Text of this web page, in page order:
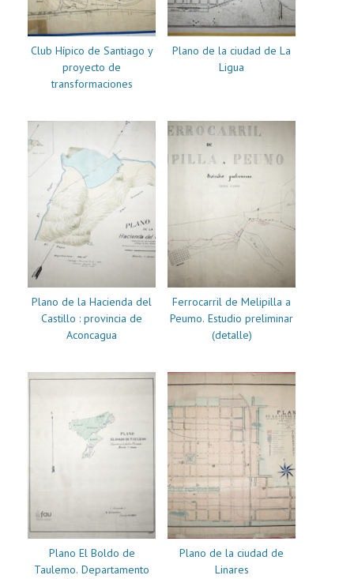
Club Hípico de Santiago y
proyecto de
transformaciones
Plano de la ciudad de La
Ligua
Plano de la Hacienda del
Castillo : provincia de
Aconcagua
Ferrocarril de Melipilla a
Peumo. Estudio preliminar
(detalle)
Plano El Boldo de
Taulemo. Departamento
Plano de la ciudad de
Linares